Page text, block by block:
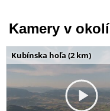
Kamery v okolí
Kubínska hoľa (2 km)